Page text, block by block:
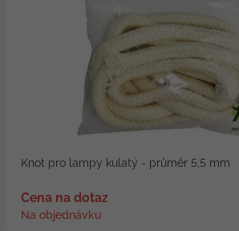
Knot pro lampy kulatý - průměr 5,5 mm
Cena na dotaz
Na objednávku